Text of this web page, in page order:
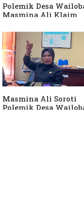
Polemik Desa
Masmina Ali Klaim
Keterlibatan Ketua
Sula
Masmina Ali Soroti
Polemik Desa